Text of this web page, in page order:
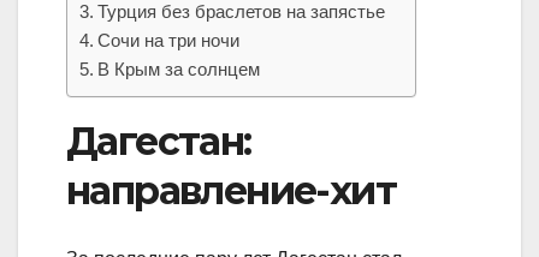
Турция без браслетов на запястье
Сочи на три ночи
В Крым за солнцем
Дагестан:
направление-хит